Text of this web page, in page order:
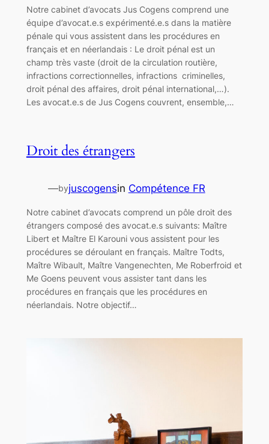
Notre cabinet d’avocats Jus Cogens comprend une
équipe d’avocat.e.s expérimenté.e.s dans la matière
pénale qui vous assistent dans les procédures en
français et en néerlandais : Le droit pénal est un
champ très vaste (droit de la circulation routière,
infractions correctionnelles, infractions criminelles,
droit pénal des affaires, droit pénal international,…).
Les avocat.e.s de Jus Cogens couvrent, ensemble,…
Droit des étrangers
—byjuscogensin Compétence FR
Notre cabinet d’avocats comprend un pôle droit des
étrangers composé des avocat.e.s suivants: Maître
Libert et Maître El Karouni vous assistent pour les
procédures se déroulant en français. Maître Todts,
Maître Wibault, Maître Vangenechten, Me Roberfroid et
Me Goens peuvent vous assister tant dans les
procédures en français que les procédures en
néerlandais. Notre objectif…